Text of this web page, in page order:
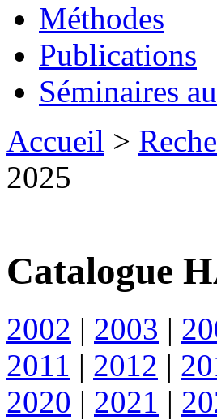
Méthodes
Publications
Séminaires
Accueil >
2025
Catalogue
2002 | 2003 |
2011 | 2012 |
2020 | 2021 |